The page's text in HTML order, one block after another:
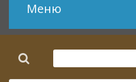
Меню